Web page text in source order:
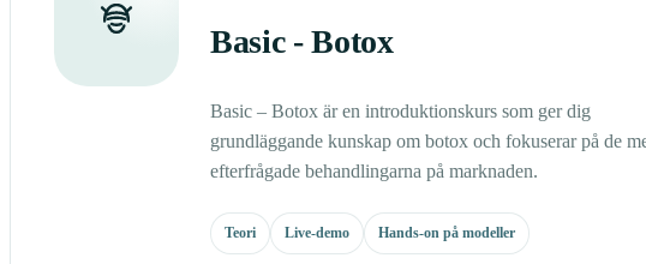
Basic - Botox
Basic – Botox är en introduktionskurs som ger dig
grundläggande kunskap om botox och fokuserar på de
efterfrågade behandlingarna på marknaden.
Teori Live-demo Hands-on på modeller